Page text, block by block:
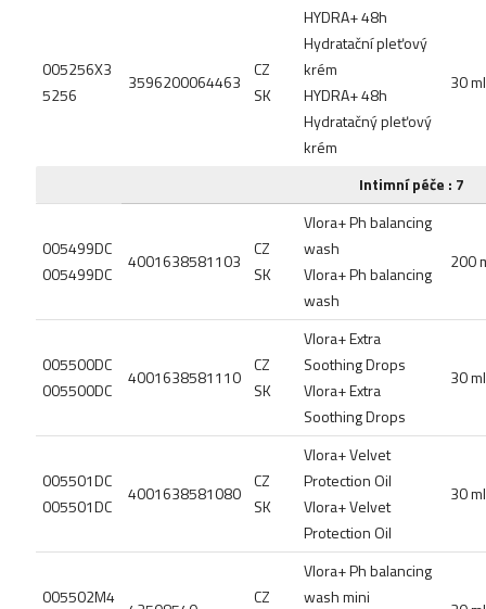
005256X3
5256
3596200064463
CZ
SK
HYDRA+ 48h
Hydratační pleťový
krém
HYDRA+ 48h
Hydratačný pleťový
krém
30 ml
Intimní péče : 7
005499DC
005499DC
4001638581103
CZ
SK
Vlora+ Ph balancing
wash
Vlora+ Ph balancing
wash
200
005500DC
005500DC
4001638581110
CZ
SK
Vlora+ Extra
Soothing Drops
Vlora+ Extra
Soothing Drops
30 ml
005501DC
005501DC
4001638581080
CZ
SK
Vlora+ Velvet
Protection Oil
Vlora+ Velvet
Protection Oil
30 ml
005502M4
CZ
Vlora+ Ph balancing
wash mini